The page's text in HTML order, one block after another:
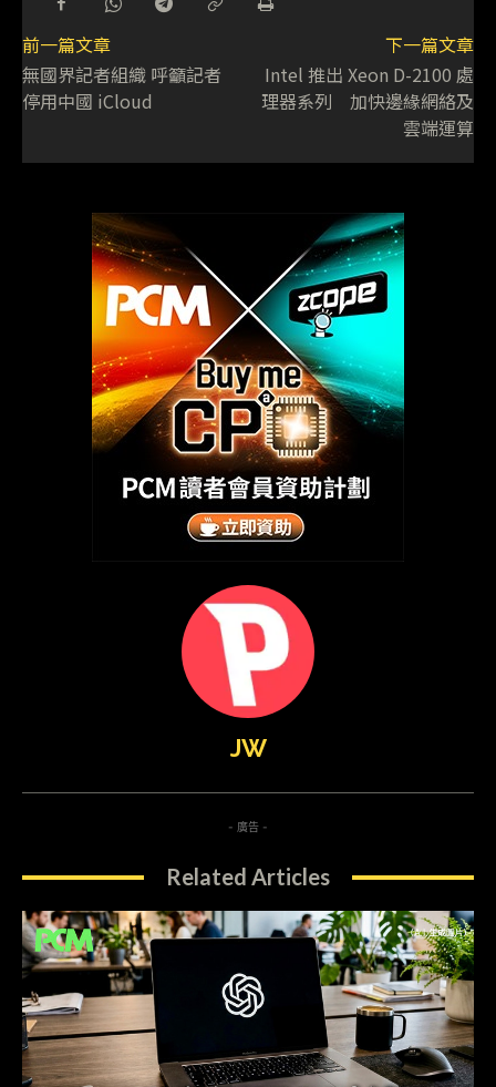
前一篇文章
無國界記者組織 呼籲記者
停用中國 iCloud
下一篇文章
Intel 推出 Xeon D-2100 處
理器系列 加快邊緣網絡及
雲端運算
JW
- 廣告 -
Related Articles